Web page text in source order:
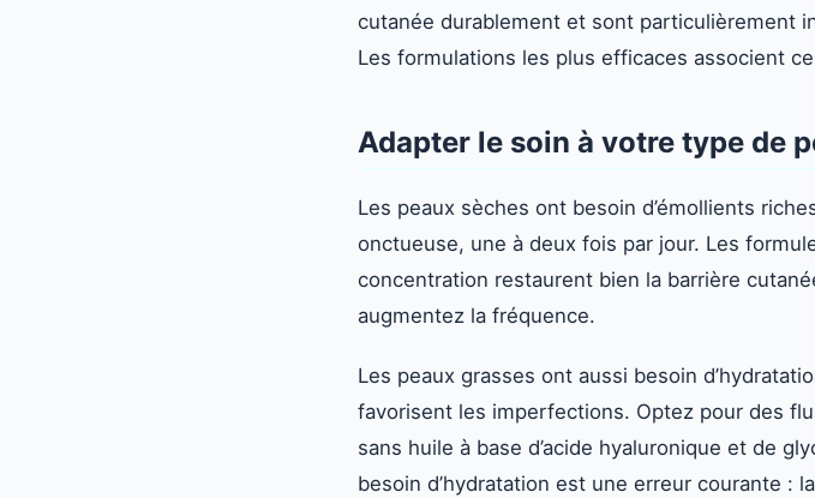
cutanée durablement et sont particulièrement
Les formulations les plus efficaces associent
Adapter le soin à votre type de
Les peaux sèches ont besoin d’émollients
onctueuse, une à deux fois par jour. Les
concentration restaurent bien la barrière
augmentez la fréquence.
Les peaux grasses ont aussi besoin
favorisent les imperfections. Optez pour des
sans huile à base d’acide hyaluronique et de
besoin d’hydratation est une erreur courante :